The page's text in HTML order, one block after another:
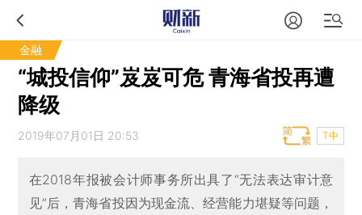
金融
“城投信仰”岌岌可危 青海省投再遭
降级
2019年07月01日 20:53 T中
在2018年报被会计师事务所出具了“无法表达审计意
见”后，青海省投因为现金流、经营能力堪疑等问题，